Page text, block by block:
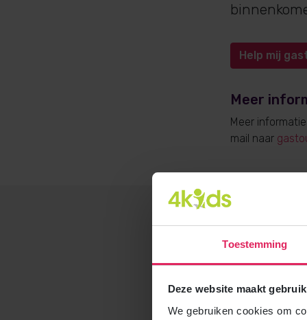
Toestemming
Deze website maakt
We gebruiken cookies om
Help mij
Meer
Meer
mail naar